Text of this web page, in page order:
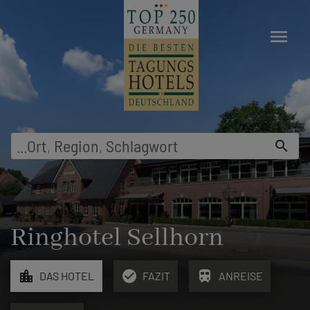
Ort, Region, Schlagwort search
menu
Ringhotel Sellhorn
location_city DAS HOTEL check_circle FAZIT train ANREISE